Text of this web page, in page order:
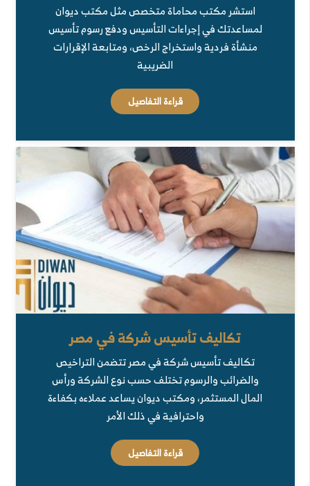
استشر مكتب محاماة متخصص مثل مكتب ديوان
لمساعدتك في إجراءات التأسيس ودفع رسوم تأسيس
منشأة فردية واستخراج الرخص، ومتابعة الإقرارات
الضريبية
قراءة التفاصيل
تكاليف تأسيس شركة في مصر
تكاليف تأسيس شركة في مصر تتضمن التراخيص
والضرائب والرسوم تختلف حسب نوع الشركة ورأس
المال المستثمر، ومكتب ديوان يساعد عملاءه بكفاءة
واحترافية في ذلك الأمر
قراءة التفاصيل